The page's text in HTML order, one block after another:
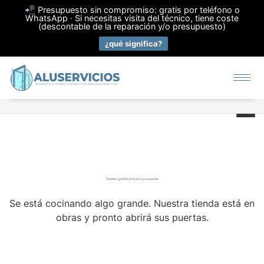
📲 Presupuesto sin compromiso: gratis por teléfono o
WhatsApp · Si necesitas visita del técnico, tiene coste
(descontable de la reparación y/o presupuesto)
¿qué significa?
Tenemos grandes proyectos por anunciar
Se está cocinando algo grande. Nuestra tienda está en
obras y pronto abrirá sus puertas.